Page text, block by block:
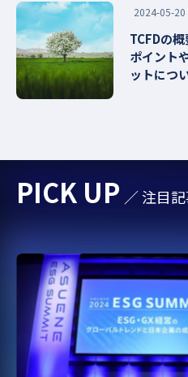
2024-05-20
TCFDの
ポイント
ットにつ
PICK UP ／ 注目